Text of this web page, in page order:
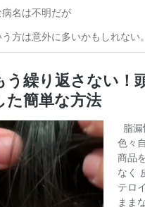
病名は不明だが
う方は意外に多いかもしれない。